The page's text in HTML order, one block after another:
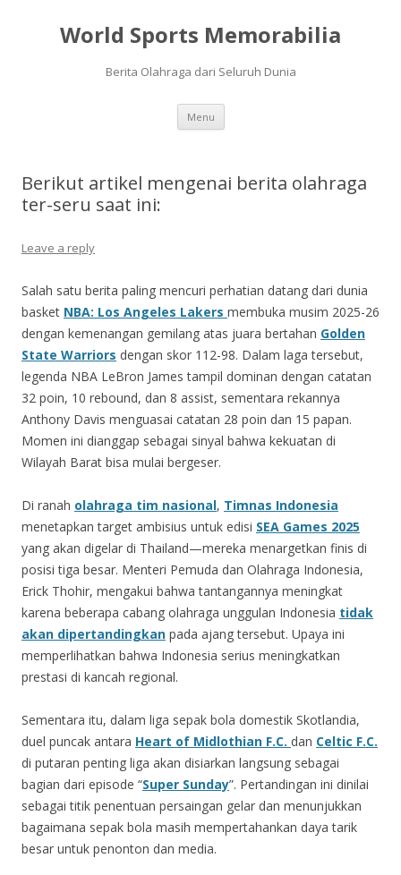
World Sports Memorabilia
Berita Olahraga dari Seluruh Dunia
Menu Skip
content
Berikut artikel mengenai berita olahraga
ter-seru saat ini:
Leave a reply
Salah satu berita paling mencuri perhatian datang dari dunia
basket NBA: Los Angeles Lakers membuka musim 2025-26
dengan kemenangan gemilang atas juara bertahan Golden
State Warriors dengan skor 112-98. Dalam laga tersebut,
legenda NBA LeBron James tampil dominan dengan catatan
32 poin, 10 rebound, dan 8 assist, sementara rekannya
Anthony Davis menguasai catatan 28 poin dan 15 papan.
Momen ini dianggap sebagai sinyal bahwa kekuatan di
Wilayah Barat bisa mulai bergeser.
Di ranah olahraga tim nasional, Timnas Indonesia
menetapkan target ambisius untuk edisi SEA Games 2025
yang akan digelar di Thailand—mereka menargetkan finis di
posisi tiga besar. Menteri Pemuda dan Olahraga Indonesia,
Erick Thohir, mengakui bahwa tantangannya meningkat
karena beberapa cabang olahraga unggulan Indonesia tidak
akan dipertandingkan pada ajang tersebut. Upaya ini
memperlihatkan bahwa Indonesia serius meningkatkan
prestasi di kancah regional.
Sementara itu, dalam liga sepak bola domestik Skotlandia,
duel puncak antara Heart of Midlothian F.C. dan Celtic F.C.
di putaran penting liga akan disiarkan langsung sebagai
bagian dari episode “Super Sunday”. Pertandingan ini dinilai
sebagai titik penentuan persaingan gelar dan menunjukkan
bagaimana sepak bola masih mempertahankan daya tarik
besar untuk penonton dan media.